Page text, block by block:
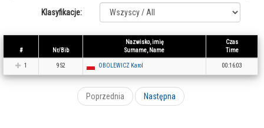
Klasyfikacje:
# Nr/Bib
Nazwisko, imię
Surname, Name
Czas
Time
1 952 OBOLEWICZ Karol 00:16:03
Poprzednia Następna